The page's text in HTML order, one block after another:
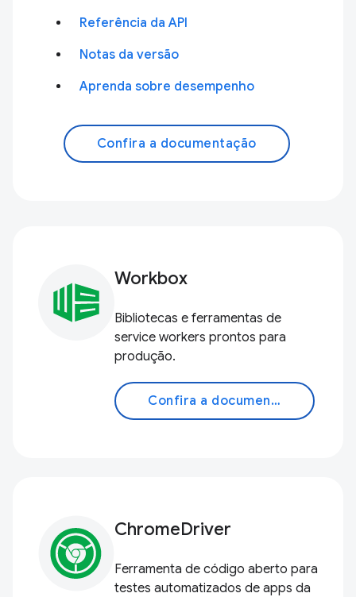
Referência da API
Notas da versão
Aprenda sobre desempenho
Confira a documentação
Workbox
Bibliotecas e ferramentas de
service workers prontos para
produção.
Confira a documentação
ChromeDriver
Ferramenta de código aberto para
testes automatizados de apps da